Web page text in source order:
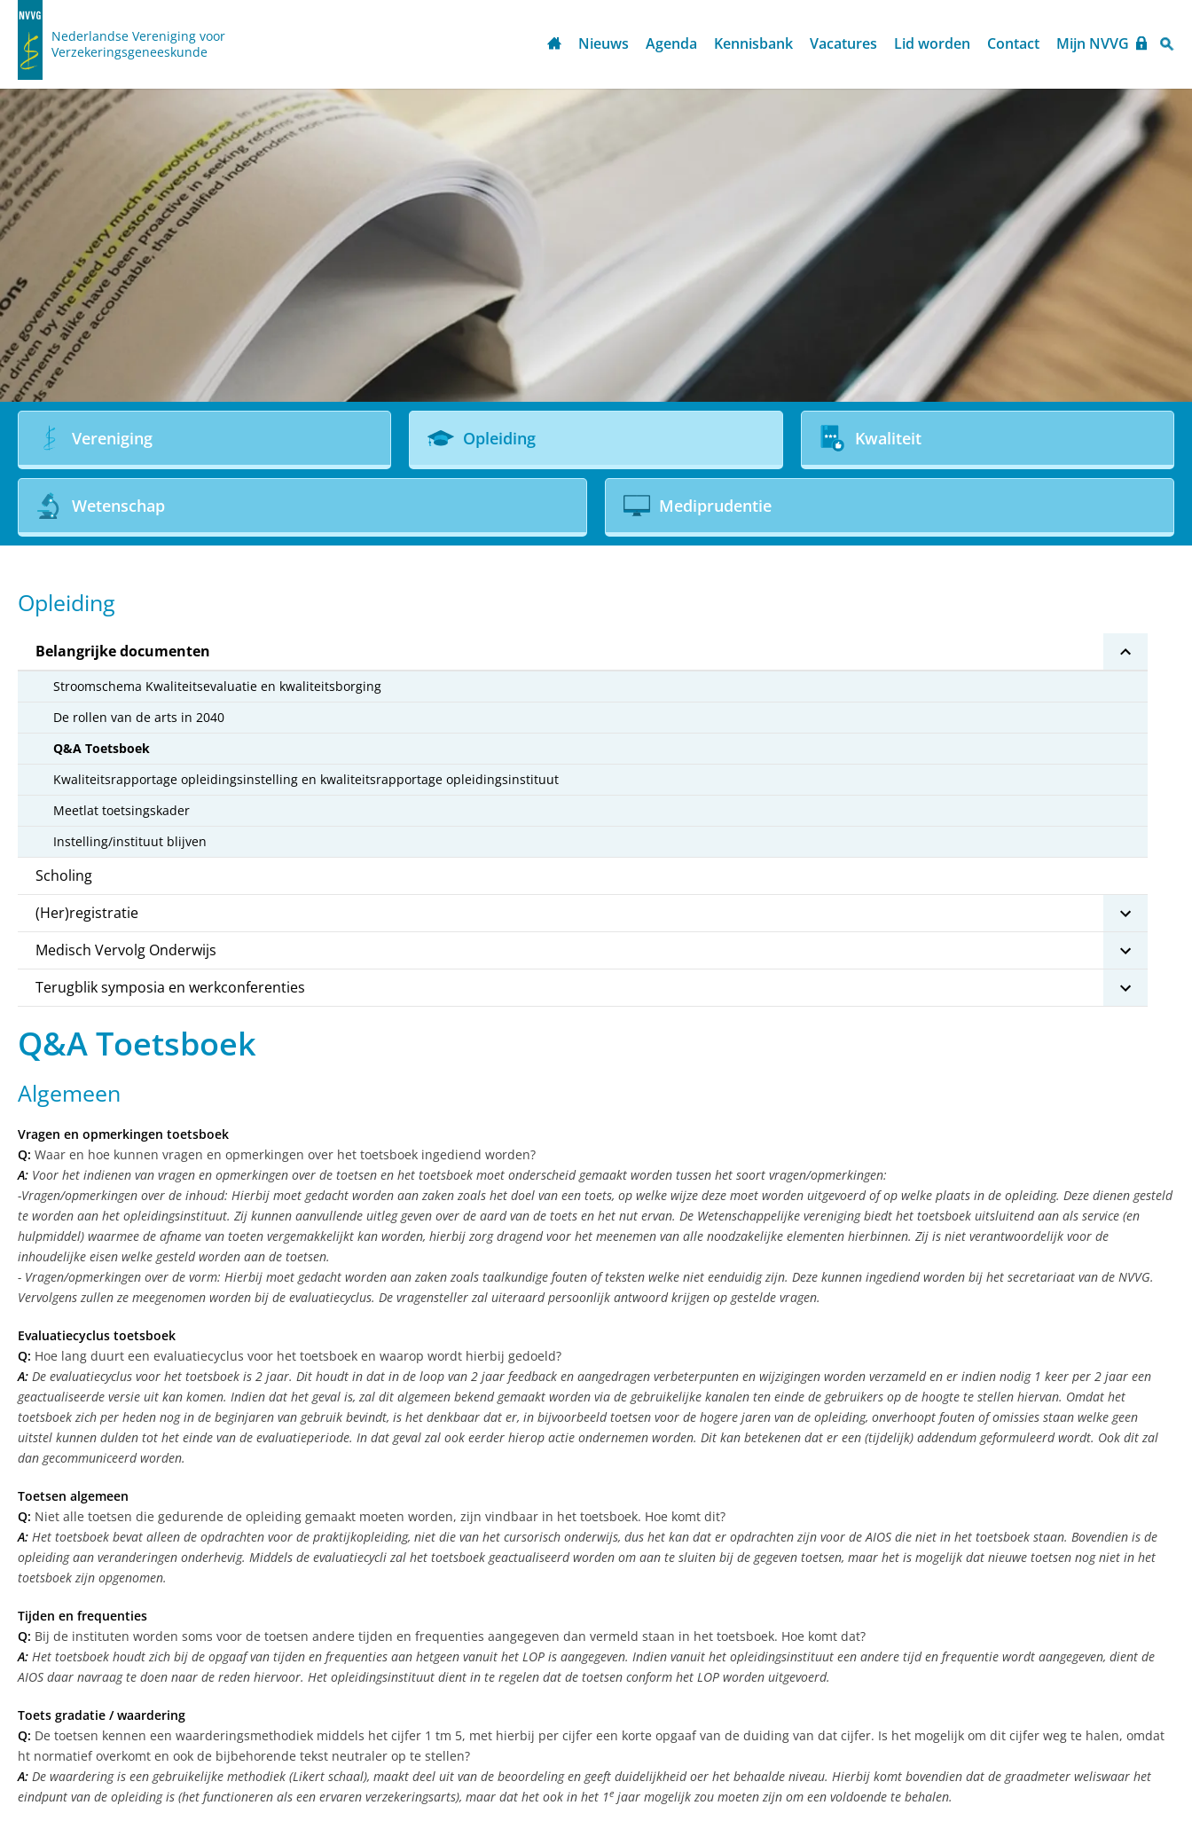
Nederlandse Vereniging voor
Verzekeringsgeneeskunde
Nieuws Agenda Kennisbank Vacatures Lid worden Contact Mijn NVVG
Vereniging Opleiding Kwaliteit
Wetenschap Mediprudentie
Opleiding
Belangrijke documenten
Stroomschema Kwaliteitsevaluatie en kwaliteitsborging
De rollen van de arts in 2040
Q&A Toetsboek
Kwaliteitsrapportage opleidingsinstelling en kwaliteitsrapportage opleidingsinstituut
Meetlat toetsingskader
Instelling/instituut blijven
Scholing
(Her)registratie
Medisch Vervolg Onderwijs
Terugblik symposia en werkconferenties
Q&A Toetsboek
Algemeen
Vragen en opmerkingen toetsboek
Q: Waar en hoe kunnen vragen en opmerkingen over het toetsboek ingediend worden?
A: Voor het indienen van vragen en opmerkingen over de toetsen en het toetsboek moet onderscheid gemaakt worden tussen het soort vragen/opmerkingen:
-Vragen/opmerkingen over de inhoud: Hierbij moet gedacht worden aan zaken zoals het doel van een toets, op welke wijze deze moet worden uitgevoerd of op welke plaats in de opleiding. Deze dienen gesteld
te worden aan het opleidingsinstituut. Zij kunnen aanvullende uitleg geven over de aard van de toets en het nut ervan. De Wetenschappelijke vereniging biedt het toetsboek uitsluitend aan als service (en
hulpmiddel) waarmee de afname van toeten vergemakkelijkt kan worden, hierbij zorg dragend voor het meenemen van alle noodzakelijke elementen hierbinnen. Zij is niet verantwoordelijk voor de
inhoudelijke eisen welke gesteld worden aan de toetsen.
- Vragen/opmerkingen over de vorm: Hierbij moet gedacht worden aan zaken zoals taalkundige fouten of teksten welke niet eenduidig zijn. Deze kunnen ingediend worden bij het secretariaat van de NVVG.
Vervolgens zullen ze meegenomen worden bij de evaluatiecyclus. De vragensteller zal uiteraard persoonlijk antwoord krijgen op gestelde vragen.
Evaluatiecyclus toetsboek
Q: Hoe lang duurt een evaluatiecyclus voor het toetsboek en waarop wordt hierbij gedoeld?
A: De evaluatiecyclus voor het toetsboek is 2 jaar. Dit houdt in dat in de loop van 2 jaar feedback en aangedragen verbeterpunten en wijzigingen worden verzameld en er indien nodig 1 keer per 2 jaar een
geactualiseerde versie uit kan komen. Indien dat het geval is, zal dit algemeen bekend gemaakt worden via de gebruikelijke kanalen ten einde de gebruikers op de hoogte te stellen hiervan. Omdat het
toetsboek zich per heden nog in de beginjaren van gebruik bevindt, is het denkbaar dat er, in bijvoorbeeld toetsen voor de hogere jaren van de opleiding, onverhoopt fouten of omissies staan welke geen
uitstel kunnen dulden tot het einde van de evaluatieperiode. In dat geval zal ook eerder hierop actie ondernemen worden. Dit kan betekenen dat er een (tijdelijk) addendum geformuleerd wordt. Ook dit zal
dan gecommuniceerd worden.
Toetsen algemeen
Q: Niet alle toetsen die gedurende de opleiding gemaakt moeten worden, zijn vindbaar in het toetsboek. Hoe komt dit?
A: Het toetsboek bevat alleen de opdrachten voor de praktijkopleiding, niet die van het cursorisch onderwijs, dus het kan dat er opdrachten zijn voor de AIOS die niet in het toetsboek staan. Bovendien is de
opleiding aan veranderingen onderhevig. Middels de evaluatiecycli zal het toetsboek geactualiseerd worden om aan te sluiten bij de gegeven toetsen, maar het is mogelijk dat nieuwe toetsen nog niet in het
toetsboek zijn opgenomen.
Tijden en frequenties
Q: Bij de instituten worden soms voor de toetsen andere tijden en frequenties aangegeven dan vermeld staan in het toetsboek. Hoe komt dat?
A: Het toetsboek houdt zich bij de opgaaf van tijden en frequenties aan hetgeen vanuit het LOP is aangegeven. Indien vanuit het opleidingsinstituut een andere tijd en frequentie wordt aangegeven, dient de
AIOS daar navraag te doen naar de reden hiervoor. Het opleidingsinstituut dient in te regelen dat de toetsen conform het LOP worden uitgevoerd.
Toets gradatie / waardering
Q: De toetsen kennen een waarderingsmethodiek middels het cijfer 1 tm 5, met hierbij per cijfer een korte opgaaf van de duiding van dat cijfer. Is het mogelijk om dit cijfer weg te halen, omdat
ht normatief overkomt en ook de bijbehorende tekst neutraler op te stellen?
A: De waardering is een gebruikelijke methodiek (Likert schaal), maakt deel uit van de beoordeling en geeft duidelijkheid oer het behaalde niveau. Hierbij komt bovendien dat de graadmeter weliswaar het
eindpunt van de opleiding is (het functioneren als een ervaren verzekeringsarts), maar dat het ook in het 1e jaar mogelijk zou moeten zijn om een voldoende te behalen.